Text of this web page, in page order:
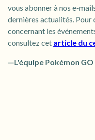
vous abonner à nos e-
dernières actualités. Pour
concernant les
consultez cet article du
—L'équipe Pokémon GO